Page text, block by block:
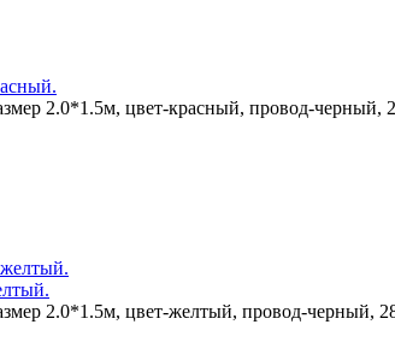
2.0*1.5м, цвет-красный, провод-черный,
2.0*1.5м, цвет-желтый, провод-черный,